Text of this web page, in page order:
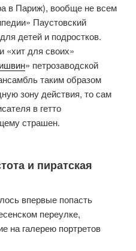
в Париж), вообще не всем
Паустовский
детей и подростков.
«хит для своих»
» петрозаводской
таким образом
зону действия, то сам
в гетто
страшен.
и пиратская
впервые попасть
переулке,
на галерею портретов